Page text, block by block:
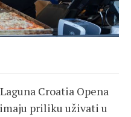
Croatia Opena
priliku uživati u